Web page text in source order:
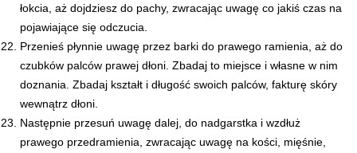
łokcia, aż dojdziesz do pachy, zwracając uwagę co jakiś czas na
pojawiające się odczucia.
Przenieś płynnie uwagę przez barki do prawego ramienia, aż do
czubków palców prawej dłoni. Zbadaj to miejsce i własne w nim
doznania. Zbadaj kształt i długość swoich palców, fakturę skóry
wewnątrz dłoni.
Następnie przesuń uwagę dalej, do nadgarstka i wzdłuż
prawego przedramienia, zwracając uwagę na kości, mięśnie,